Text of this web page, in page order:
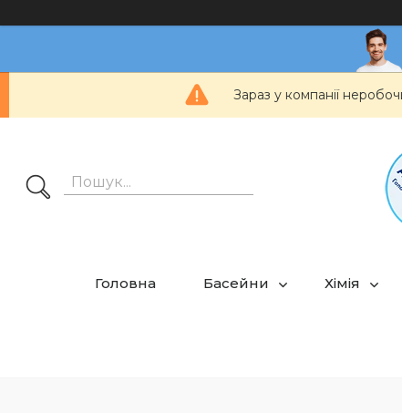
Зараз у компанії
Головна Басейни Хімія